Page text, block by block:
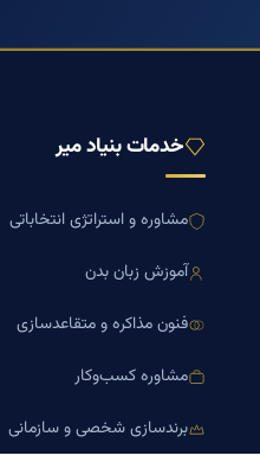
خدمات بنیاد میر
مشاوره و استراتژی انتخاباتی
آموزش زبان بدن
فنون مذاکره و متقاعدسازی
مشاوره کسب‌وکار
برندسازی شخصی و سازمانی